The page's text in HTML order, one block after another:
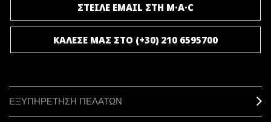
ΣΤΕΙΛΕ EMAIL ΣΤΗ M·A·C
ΚΑΛΕΣΕ ΜΑΣ ΣΤΟ (+30) 210 6595700
ΕΞΥΠΗΡΕΤΗΣΗ ΠΕΛΑΤΩΝ